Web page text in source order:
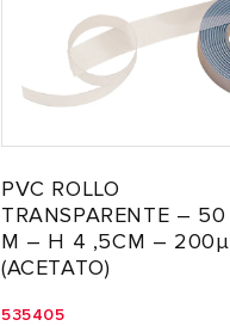
PVC ROLLO
TRANSPARENTE – 50
M – H 4 ,5CM – 200µ
(ACETATO)
535405